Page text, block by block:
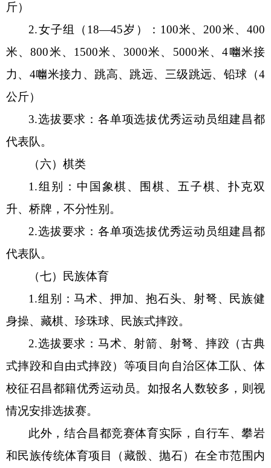
斤）
2.女子组（18—45岁）：100米、200米、400
米、800米、1500米、3000米、5000米、4㗀米接
力、4㗀米接力、跳高、跳远、三级跳远、铅球（4
公斤）
3.选拔要求：各单项选拔优秀运动员组建昌都
代表队。
（六）棋类
1.组别：中国象棋、围棋、五子棋、扑克双
升、桥牌， 不分性别。
2.选拔要求：各单项选拔优秀运动员组建昌都
代表队。
（七）民族体育
1.组别：马术、 押加、抱石头、 射弩、民族健
身操、藏棋、珍珠球、民族式摔跤。
2.选拔要求：马术、射箭、射弩、摔跤（古典
式摔跤和自由式摔跤） 等项目向自治区体工队、体
校征召昌都籍优秀运动员。 如报名人数较多，则视
情况安排选拔赛。
此外，结合昌都竞赛体育实际， 自行车、攀岩
和民族传统体育项目（藏骰、抛石）在全市范围内